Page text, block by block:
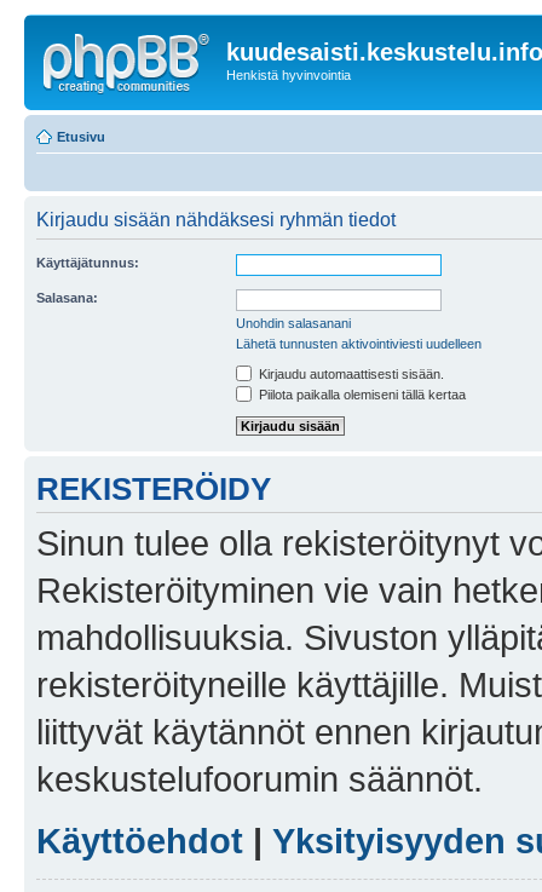
kuudesaisti.keskustelu.info
Henkistä hyvinvointia
Etusivu
Kirjaudu sisään nähdäksesi ryhmän tiedot
Käyttäjätunnus:
Salasana:
Unohdin salasanani
Lähetä tunnusten aktivointiviesti uudelleen
Kirjaudu automaattisesti sisään.
Piilota paikalla olemiseni tällä kertaa
REKISTERÖIDY
Sinun tulee olla rekisteröitynyt
Rekisteröityminen vie vain
mahdollisuuksia. Sivuston
rekisteröityneille käyttäjille.
liittyvät käytännöt ennen
keskustelufoorumin säännöt.
Käyttöehdot | Yksityisyyden